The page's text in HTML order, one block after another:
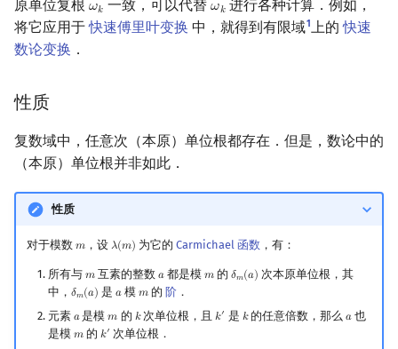
原单位复根 𝜔𝑘
ωk 一致，可以代替𝜔𝑘
ωk 进行各种计算．例如，
将它应用于快速傅里叶变换 中，就得到有限域1上的快速
数论变换 ．
性质
复数域中，任意次（本原）单位根都存在．但是，数论中的
（本原）单位根并非如此．
性质
对于模数 𝑚
m，设 𝜆(𝑚)
λ(m) 为它的Carmichael 函数 ，有：
所有与 𝑚
m互素的整数 𝑎
a都是模 𝑚
m的 𝛿𝑚(𝑎)
δm(a) 次本原单位根，其
中， 𝛿𝑚(𝑎)
δm(a) 是 𝑎
a模 𝑚
m的 阶．
元素 𝑎
a是模𝑚
m 的 𝑘
k次单位根，且 𝑘′
k′ 是 𝑘
k的任意倍数，那么𝑎
a也
是模 𝑚
m的 𝑘′
k′ 次单位根．